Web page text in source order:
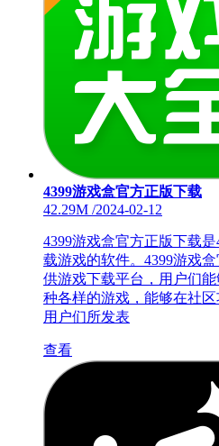
4399游戏盒官方正版下载
42.29M /2024-02-12
4399游戏盒官方正版下载
载游戏的软件。4399游戏
供游戏下载平台，用户们
种各样的游戏，能够在社
用户们所发表
查看